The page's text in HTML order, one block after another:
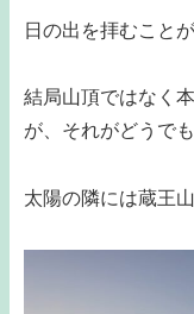
日の出を拝むこと
結局山頂ではなく
が、それがどうで
太陽の隣には蔵王